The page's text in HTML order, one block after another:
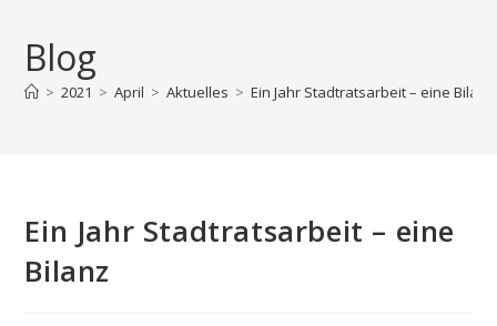
Blog
> 2021 > April > Aktuelles > Ein Jahr Stadtratsarbeit – eine Bilanz
Ein Jahr Stadtratsarbeit – eine
Bilanz